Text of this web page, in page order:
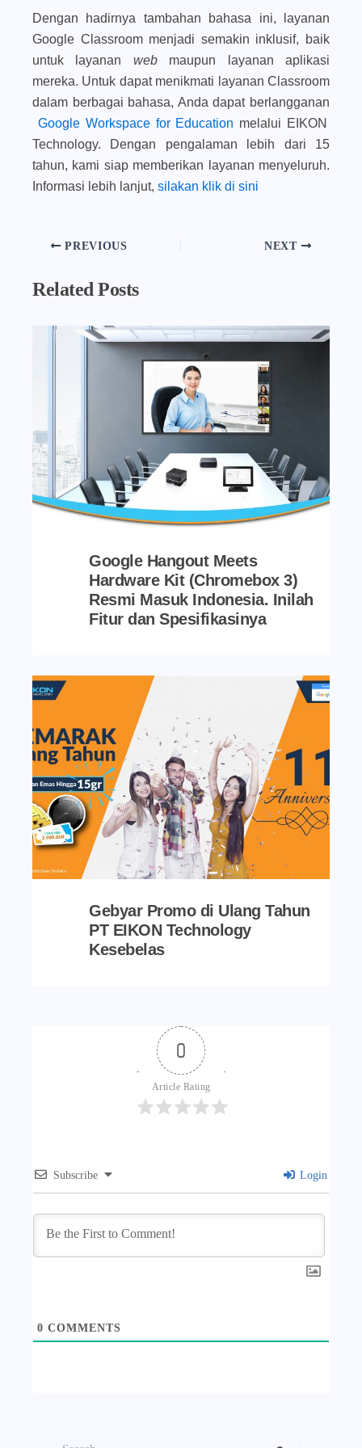
Dengan hadirnya tambahan bahasa ini, layanan
Google Classroom menjadi semakin inklusif, baik
untuk layanan web maupun layanan aplikasi
mereka. Untuk dapat menikmati layanan Classroom
dalam berbagai bahasa, Anda dapat berlangganan
Google Workspace for Education melalui EIKON
Technology. Dengan pengalaman lebih dari 15
tahun, kami siap memberikan layanan menyeluruh.
Informasi lebih lanjut, silakan klik di sini
PREVIOUS NEXT
Related Posts
Google Hangout Meets
Hardware Kit (Chromebox 3)
Resmi Masuk Indonesia. Inilah
Fitur dan Spesifikasinya
Gebyar Promo di Ulang Tahun
PT EIKON Technology
Kesebelas
0
Article Rating
Subscribe Login
0 COMMENTS